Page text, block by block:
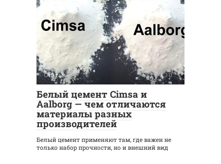
Статьи 0
Белый цемент Cimsa и
Aalborg — чем отличаются
материалы разных
производителей
Белый цемент применяют там, где важен не
только набор прочности, но и внешний вид